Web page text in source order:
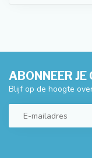
ABONNEER JE
Blijf op de hoogte